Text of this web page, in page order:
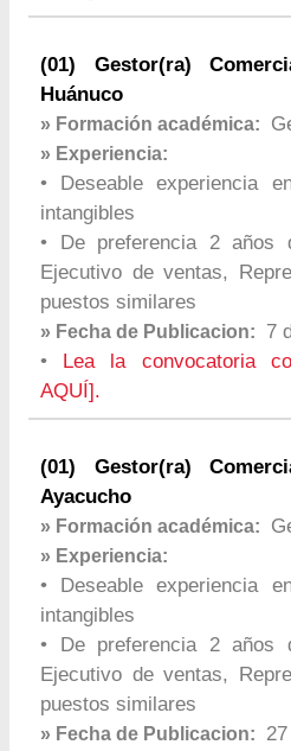
(01) Gestor(ra)
Huánuco
» Formación académica:
» Experiencia:
• Deseable experiencia
intangibles
• De preferencia 2 años
Ejecutivo de ventas,
puestos similares
» Fecha de Publicacion:
7
•
Lea la convocatoria
AQUÍ].
(01) Gestor(ra)
Ayacucho
» Formación académica:
» Experiencia:
• Deseable experiencia
intangibles
• De preferencia 2 años
Ejecutivo de ventas,
puestos similares
» Fecha de Publicacion: